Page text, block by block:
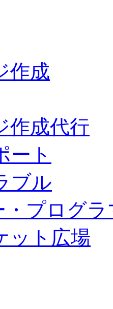
作成
作成代行
ート
ブル
プログラ
ット広場